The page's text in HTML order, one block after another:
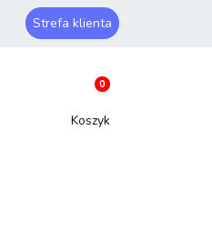
Strefa klienta
Zarejestruj się
Dodaj zgłoszenie
0